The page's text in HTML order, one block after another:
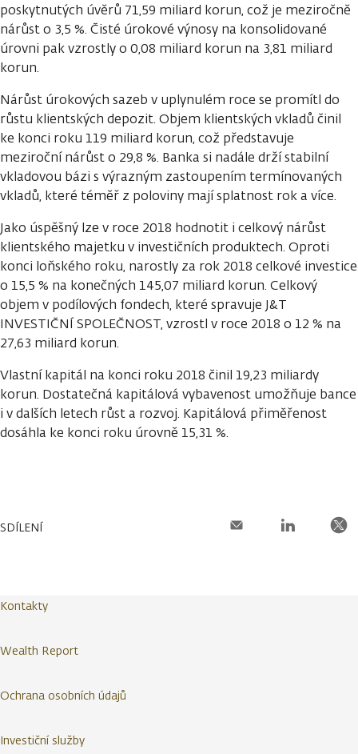
poskytnutých úvěrů 71,59 miliard korun, což je meziročně
nárůst o 3,5 %. Čisté úrokové výnosy na konsolidované
úrovni pak vzrostly o 0,08 miliard korun na 3,81 miliard
korun.
Nárůst úrokových sazeb v uplynulém roce se promítl do
růstu klientských depozit. Objem klientských vkladů činil
ke konci roku 119 miliard korun, což představuje
meziroční nárůst o 29,8 %. Banka si nadále drží stabilní
vkladovou bázi s výrazným zastoupením termínovaných
vkladů, které téměř z poloviny mají splatnost rok a více.
Jako úspěšný lze v roce 2018 hodnotit i celkový nárůst
klientského majetku v investičních produktech. Oproti
konci loňského roku, narostly za rok 2018 celkové investice
o 15,5 % na konečných 145,07 miliard korun. Celkový
objem v podílových fondech, které spravuje J&T
INVESTIČNÍ SPOLEČNOST, vzrostl v roce 2018 o 12 % na
27,63 miliard korun.
Vlastní kapitál na konci roku 2018 činil 19,23 miliardy
korun. Dostatečná kapitálová vybavenost umožňuje bance
i v dalších letech růst a rozvoj. Kapitálová přiměřenost
dosáhla ke konci roku úrovně 15,31 %.
SDÍLENÍ
Kontakty
Wealth Report
Ochrana osobních údajů
Investiční služby